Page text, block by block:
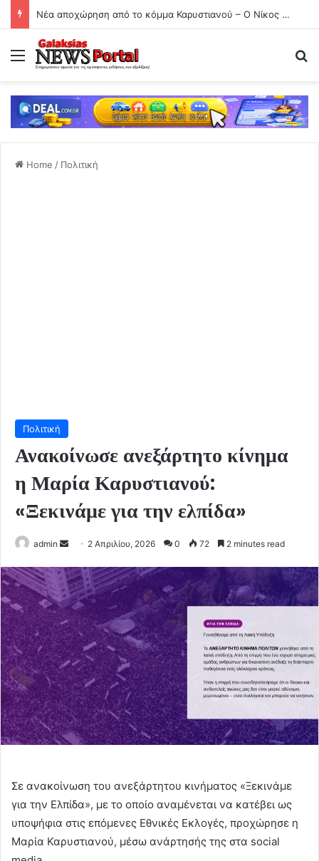
Νέα αποχώρηση από το κόμμα Καρυστιανού – Ο Νίκος Μπρουτζάκης καταγγέλει αυθαιρεσία και φίμωση
Menu
Home / Πολιτική
Πολιτική
Ανακοίνωσε ανεξάρτητο κίνημα
η Μαρία Καρυστιανού:
«Ξεκινάμε για την ελπίδα»
admin
Send
email
2 Απριλίου, 2026 0 72 2 minutes read
Σε ανακοίνωση του ανεξάρτητου κινήματος «Ξεκινάμε
για την Ελπίδα», με το οποίο αναμένεται να κατέβει ως
υποψήφια στις επόμενες Εθνικές Εκλογές, προχώρησε η
Μαρία Καρυστιανού, μέσω ανάρτησής της στα social